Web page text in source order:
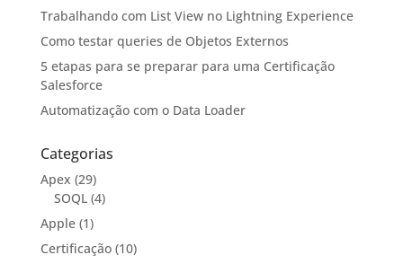
Trabalhando com List View no Lightning Experience
Como testar queries de Objetos Externos
5 etapas para se preparar para uma Certificação
Salesforce
Automatização com o Data Loader
Categorias
Apex (29)
SOQL(4)
Apple(1)
Certificação(10)